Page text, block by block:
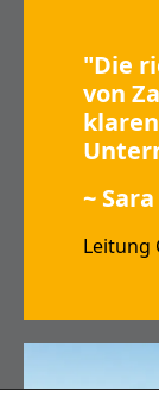
"Die
von
~
Leitung